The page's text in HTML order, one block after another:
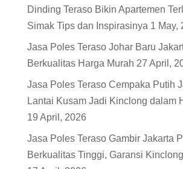
Dinding Teraso Bikin Apartemen
Simak Tips dan Inspirasinya 1 May,
Jasa Poles Teraso Johar Baru
Berkualitas Harga Murah 27 April,
Jasa Poles Teraso Cempaka Putih
Lantai Kusam Jadi Kinclong dalam
19 April, 2026
Jasa Poles Teraso Gambir Jakarta
Berkualitas Tinggi, Garansi